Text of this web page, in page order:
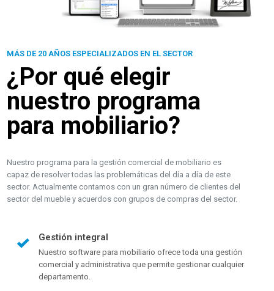
MÁS DE 20 AÑOS ESPECIALIZADOS EN EL SECTOR
¿Por qué elegir
nuestro programa
para mobiliario?
Nuestro programa para la gestión comercial de mobiliario es
capaz de resolver todas las problemáticas del día a día de este
sector. Actualmente contamos con un gran número de clientes del
sector del mueble y acuerdos con grupos de compras del sector.
Gestión integral
Nuestro software para mobiliario ofrece toda una gestión
comercial y administrativa que permite gestionar cualquier
departamento.